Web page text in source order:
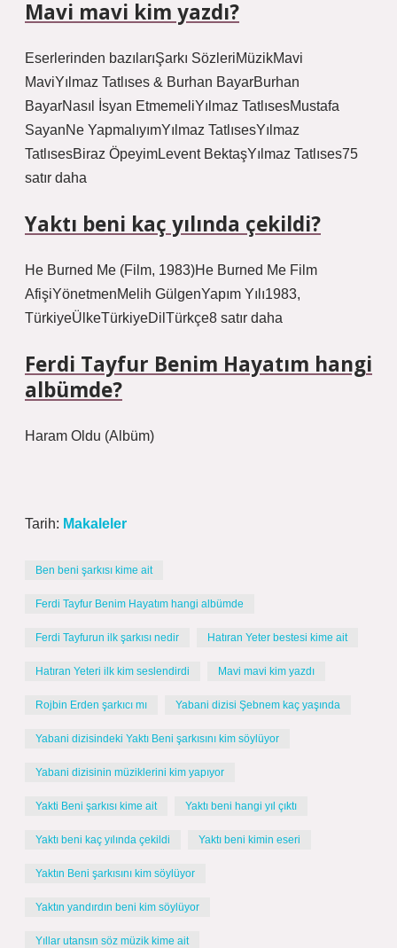
Mavi mavi kim yazdı?
Eserlerinden bazılarıŞarkı SözleriMüzikMavi
MaviYılmaz Tatlıses & Burhan BayarBurhan
BayarNasıl İsyan EtmemeliYılmaz TatlısesMustafa
SayanNe YapmalıyımYılmaz TatlısesYılmaz
TatlısesBiraz ÖpeyimLevent BektaşYılmaz Tatlıses75
satır daha
Yaktı beni kaç yılında çekildi?
He Burned Me (Film, 1983)He Burned Me Film
AfişiYönetmenMelih GülgenYapım Yılı1983,
TürkiyeÜlkeTürkiyeDilTürkçe8 satır daha
Ferdi Tayfur Benim Hayatım hangi
albümde?
Haram Oldu (Albüm)
Tarih: Makaleler
Ben beni şarkısı kime ait
Ferdi Tayfur Benim Hayatım hangi albümde
Ferdi Tayfurun ilk şarkısı nedir Hatıran Yeter bestesi kime ait
Hatıran Yeteri ilk kim seslendirdi Mavi mavi kim yazdı
Rojbin Erden şarkıcı mı Yabani dizisi Şebnem kaç yaşında
Yabani dizisindeki Yaktı Beni şarkısını kim söylüyor
Yabani dizisinin müziklerini kim yapıyor
Yakti Beni şarkısı kime ait Yaktı beni hangi yıl çıktı
Yaktı beni kaç yılında çekildi Yaktı beni kimin eseri
Yaktın Beni şarkısını kim söylüyor
Yaktın yandırdın beni kim söylüyor
Yıllar utansın söz müzik kime ait